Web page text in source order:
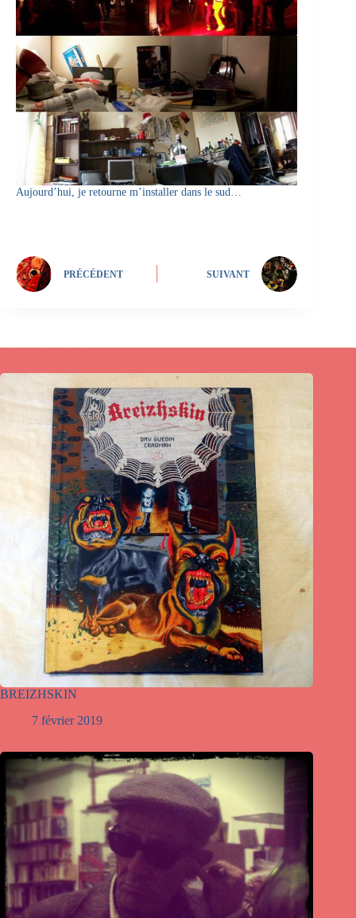
Aujourd’hui, je retourne m’installer dans le sud…
PRÉCÉDENT SUIVANT
BREIZHSKIN
7 février 2019